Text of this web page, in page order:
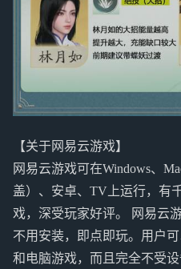
【关于网易云游戏】
网易云游戏可在Windows、
盖）、安卓、TV上运行，有
戏，深受玩家好评。 网易云
不用安装，即点即玩。用户
和电脑游戏，而且完全不受